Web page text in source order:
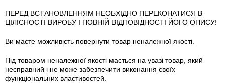
ПЕРЕД ВСТАНОВЛЕННЯМ НЕОБХІДНО ПЕРЕКОНАТИСЯ В
ЦІЛІСНОСТІ ВИРОБУ І ПОВНІЙ ВІДПОВІДНОСТІ ЙОГО ОПИСУ!
Ви маєте можливість повернути товар неналежної якості.
Під товаром неналежної якості мається на увазі товар, який
несправний і не може забезпечити виконання своїх
функціональних властивостей.